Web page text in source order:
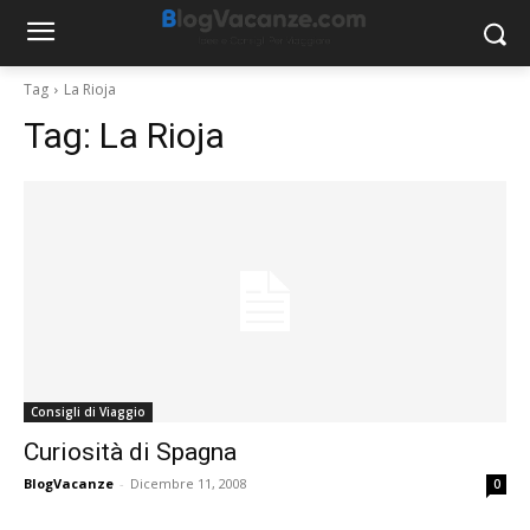
Tag La Rioja
Tag: La Rioja
Consigli di Viaggio
Curiosità di Spagna
BlogVacanze - Dicembre 11, 2008 0